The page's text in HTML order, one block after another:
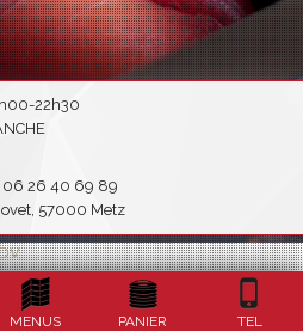
22h30
26 40 69 89
57000 Metz
MENUS PANIER TEL